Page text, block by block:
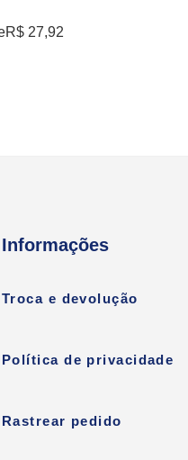
R$ 27,92
Informações
Troca e devolução
Política de privacidade
Rastrear pedido